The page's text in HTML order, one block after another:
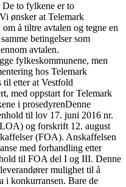
to fylkene er to
ønsker at Telemark
å tiltre avtalen og tegne en
betingelser som
avtalen.
fylkeskommunene, men
hos Telemark
etter at Vestfold
med oppstart for Telemark
i prosedyrenDenne
til lov 17. juni 2016 nr.
og forskrift 12. august
(FOA). Anskaffelsen
med forhandling etter
til FOA del I og III. Denne
mulighet til å
i konkurransen. Bare de